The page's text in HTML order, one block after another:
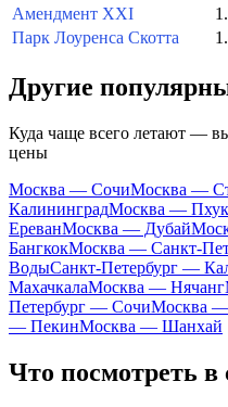
Амендмент XXI
Парк Лоуренса Скотта
Другие
Куда чаще всего летают —
цены
Москва — СочиМосква —
КалининградМосква —
ЕреванМосква — Дубай
БангкокМосква — Санкт-
ВодыСанкт-Петербург —
МахачкалаМосква — Нячанг
Петербург — СочиМосква —
— ПекинМосква — Шанхай
Что посмотреть в